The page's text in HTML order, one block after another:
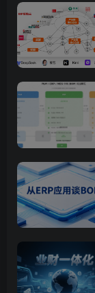
雅马
仿象牙
檀木黑
三角钢
琴
指乎
乐器
破壁
音
1.75L
多功
理榨
￥0.00